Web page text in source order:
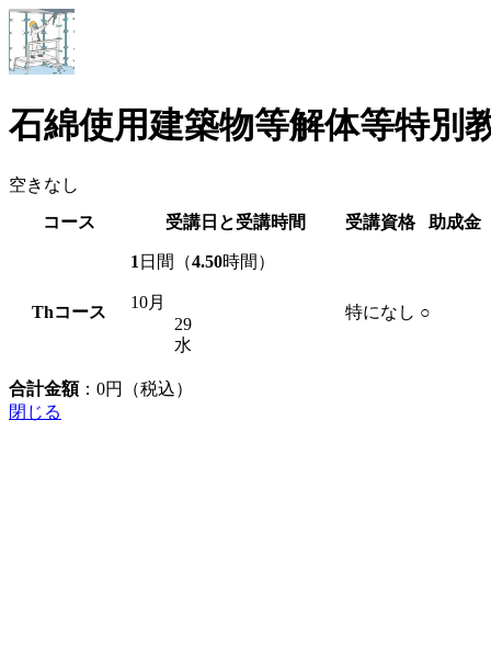
石綿使用建築物等解体等特別
空きなし
コース
受講日と受講時間 受講資格 助成金
Thコース
1 日間（4.50時間）
10月
29
水
特になし ○
合計金額： 0円（税込）
閉じる